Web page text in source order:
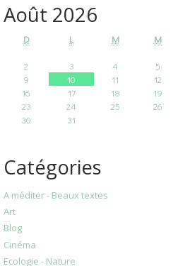
Août 2026
D L M M
2
3 4 5
9
10 11 12
16
17 18 19
23
24 25 26
30
31
Catégories
A méditer - Beaux textes
Art
Blog
Cinéma
Ecologie - Nature